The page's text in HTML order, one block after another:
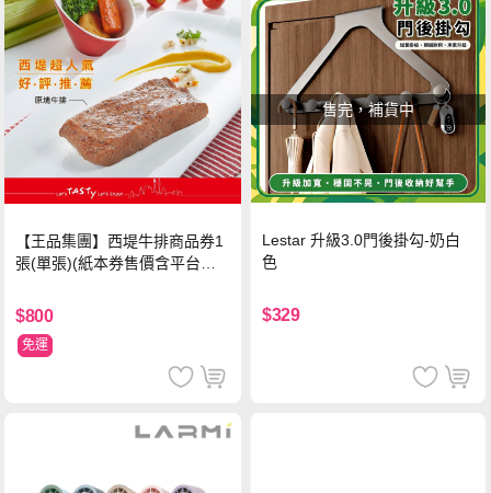
【王品集團】西堤牛排商品券1
張(單張)(紙本券售價含平台物
$800
免運
售完，補貨中
Lestar 升級3.0門後掛勾-奶白
色
$329